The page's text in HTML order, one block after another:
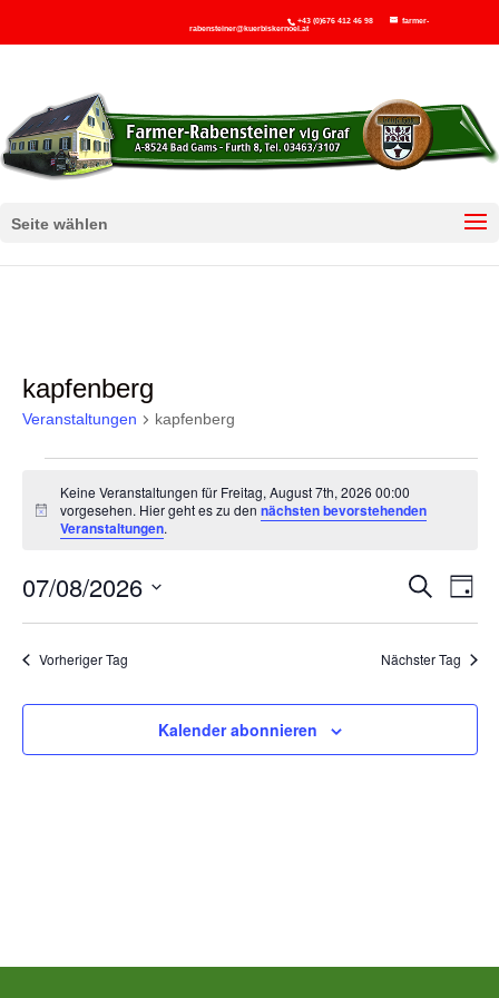
+43 (0)676 412 46 98
farmer-
rabensteiner@kuerbiskernoel.at
Seite wählen
kapfenberg
Veranstaltungen kapfenberg
Veranstaltungen
für
Freitag,
August
7th,
2026
Hinweis
Keine Veranstaltungen für Freitag, August 7th, 2026 00:00
vorgesehen. Hier geht es zu dennächsten bevorstehenden
Veranstaltungen.
und
Suche
Tag
07/08/2026
Datum
wählen.
Vorheriger Tag Nächster Tag
Kalender abonnieren